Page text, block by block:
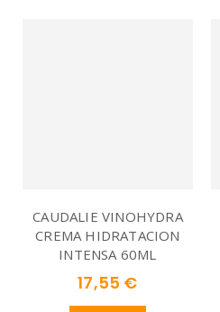
CAUDALIE VINOHYDRA
CREMA HIDRATACION
INTENSA 60ML
17,55 €